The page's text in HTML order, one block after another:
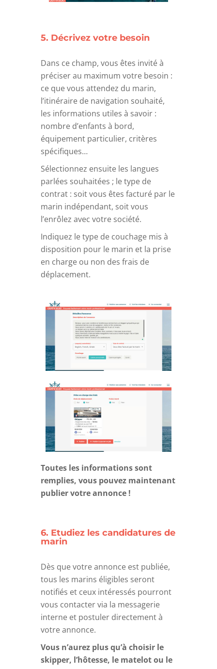
5. Décrivez votre besoin
Dans ce champ, vous êtes invité à
préciser au maximum votre besoin :
ce que vous attendez du marin,
l’itinéraire de navigation souhaité,
les informations utiles à savoir :
nombre d’enfants à bord,
équipement particulier, critères
spécifiques…
Sélectionnez ensuite les langues
parlées souhaitées ; le type de
contrat : soit vous êtes facturé par le
marin indépendant, soit vous
l’enrôlez avec votre société.
Indiquez le type de couchage mis à
disposition pour le marin et la prise
en charge ou non des frais de
déplacement.
Toutes les informations sont
remplies, vous pouvez maintenant
publier votre annonce !
6. Etudiez les candidatures de
marin
Dès que votre annonce est publiée,
tous les marins éligibles seront
notifiés et ceux intéressés pourront
vous contacter via la messagerie
interne et postuler directement à
votre annonce.
Vous n’aurez plus qu’à choisir le
skipper, l’hôtesse, le matelot ou le